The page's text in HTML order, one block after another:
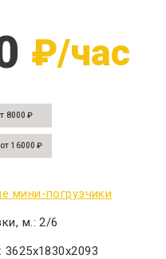
₽/час
8000 ₽
16000 ₽
мини-погрузчики
м.:2/6
3625x1830x2093